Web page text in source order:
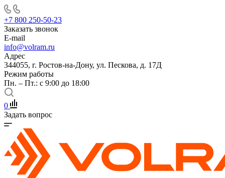
+7 800 250-50-23
Заказать звонок
E-mail
info@volram.ru
Адрес
344055, г. Ростов-на-Дону, ул. Пескова, д. 17Д
Режим работы
Пн. – Пт.: с 9:00 до 18:00
0
Задать вопрос